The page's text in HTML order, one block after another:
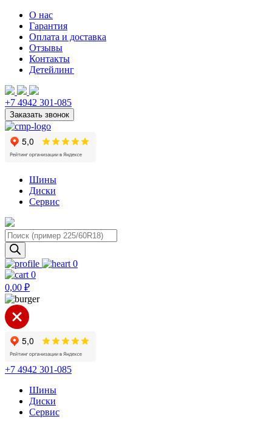
О нас
Гарантия
Оплата и доставка
Отзывы
Контакты
Детейлинг
+7 4942 301-085
Шины
Диски
Сервис
Поиск
товаров
0
0
0,00 ₽
+7 4942 301-085
Шины
Диски
Сервис